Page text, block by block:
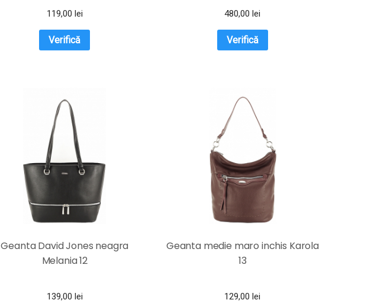
119,00 lei
Verifică
480,00lei
Verifică
Geanta David Jones neagra
Melania 12
139,00 lei
Geanta medie maro inchis Karola
13
129,00 lei